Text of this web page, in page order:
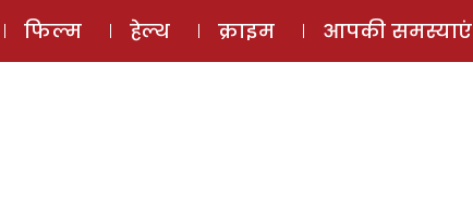
ई-मैगज़ीन ऑडियो स्टोरी लॉग इन ⚲
फिल्म हेल्थ क्राइम आपकी समस्याएं